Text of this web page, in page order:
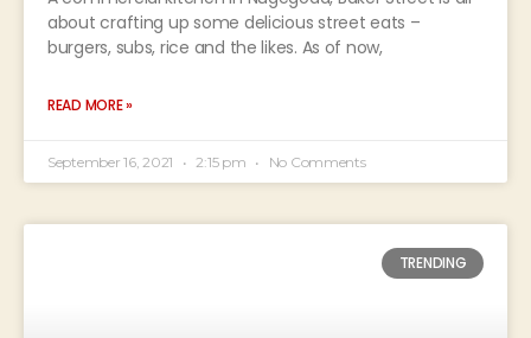
about crafting up some delicious street eats –
burgers, subs, rice and the likes. As of now,
READ MORE »
September 16, 2021 2:15 pm No Comments
TRENDING